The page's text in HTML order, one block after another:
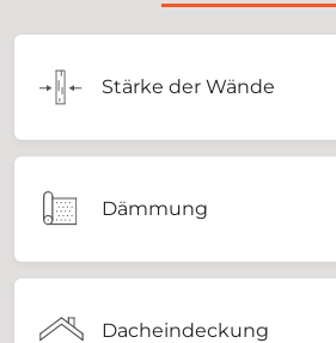
Stärke der Wände
Dämmung
Dacheindeckung